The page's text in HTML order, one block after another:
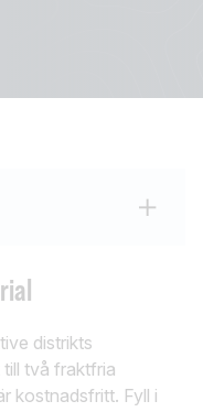
distrikts
till två fraktfria
kostnadsfritt. Fyll i